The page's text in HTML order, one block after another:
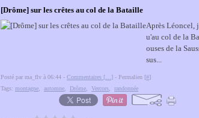
[Drôme] sur les crêtes au col de la Bataille
Après Léoncel,
u'au col de la
ouses de la
sus...
Posté par ma_flv à 06:44 - Commentaires [ ] - Permalien [#]
Tags: montagne automne Drôme Vercors randonnée